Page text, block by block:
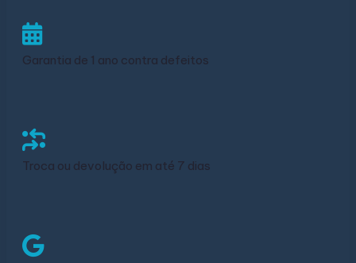
Garantia de 1 ano contra defeitos
Troca ou devolução em até 7 dias